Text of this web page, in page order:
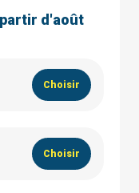
d'août
Choisir
Choisir